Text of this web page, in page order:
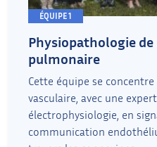
ÉQUIPE 1
Physiopathologie
pulmonaire
Cette équipe se
vasculaire, avec une
électrophysiologie, en
communication